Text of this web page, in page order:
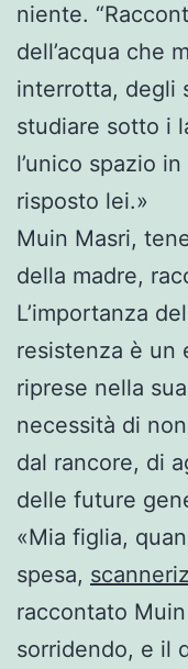
niente.
dell’acqua che
interrotta, degli
studiare sotto i
l’unico spazio
risposto lei.»
Muin Masri,
della madre,
L’importanza
resistenza è un
riprese nella
necessità di
dal rancore, di
delle future
«Mia figlia,
spesa,
raccontato
sorridendo, e il